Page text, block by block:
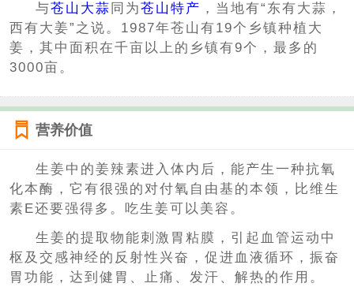
与苍山大蒜 同为苍山特产 ，当地有“东有大蒜，
西有大姜”之说。1987年苍山有19个乡镇种植大
姜，其中面积在千亩以上的乡镇有9个，最多的
3000亩。
营养价值
生姜中的姜辣素进入体内后，能产生一种抗氧
化本酶，它有很强的对付氧自由基的本领，比维生
素E还要强得多。吃生姜可以美容。
生姜的提取物能刺激胃粘膜，引起血管运动中
枢及交感神经的反射性兴奋，促进血液循环，振奋
胃功能，达到健胃、止痛、发汗、解热的作用。